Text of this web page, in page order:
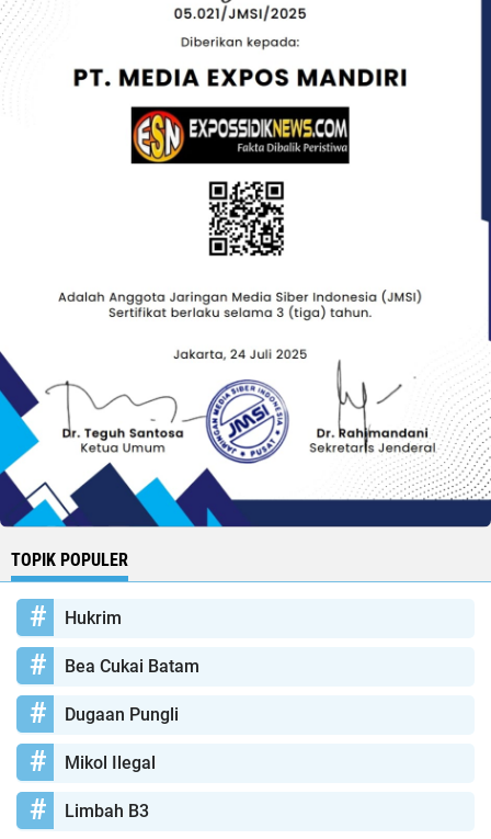
TOPIK POPULER
Hukrim
Bea Cukai Batam
Dugaan Pungli
Mikol Ilegal
Limbah B3